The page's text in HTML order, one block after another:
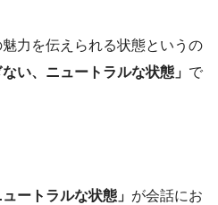
力を伝えられる状態というの
い、ニュートラルな状態」 で
ートラルな状態」 が会話にお